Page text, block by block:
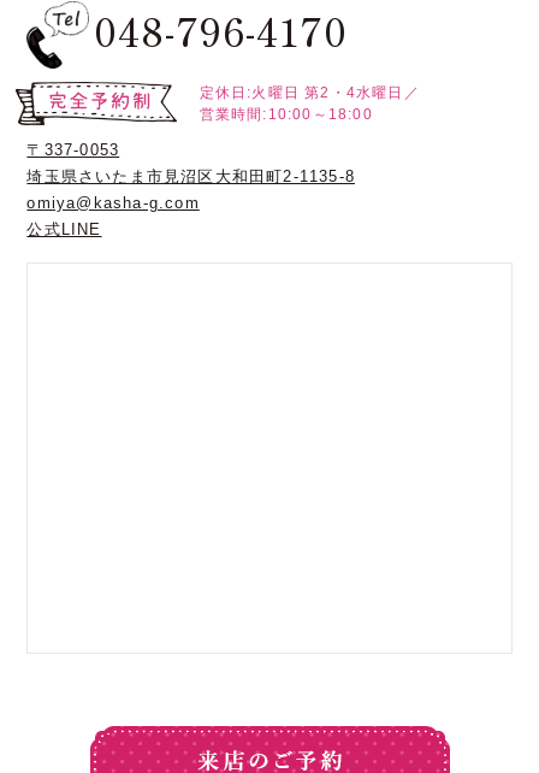
048-796-4170
定休日:火曜日 第2・4水曜日／
営業時間:10:00～18:00
〒337-0053
埼玉県さいたま市見沼区大和田町2-1135-8
omiya@kasha-g.com
公式LINE